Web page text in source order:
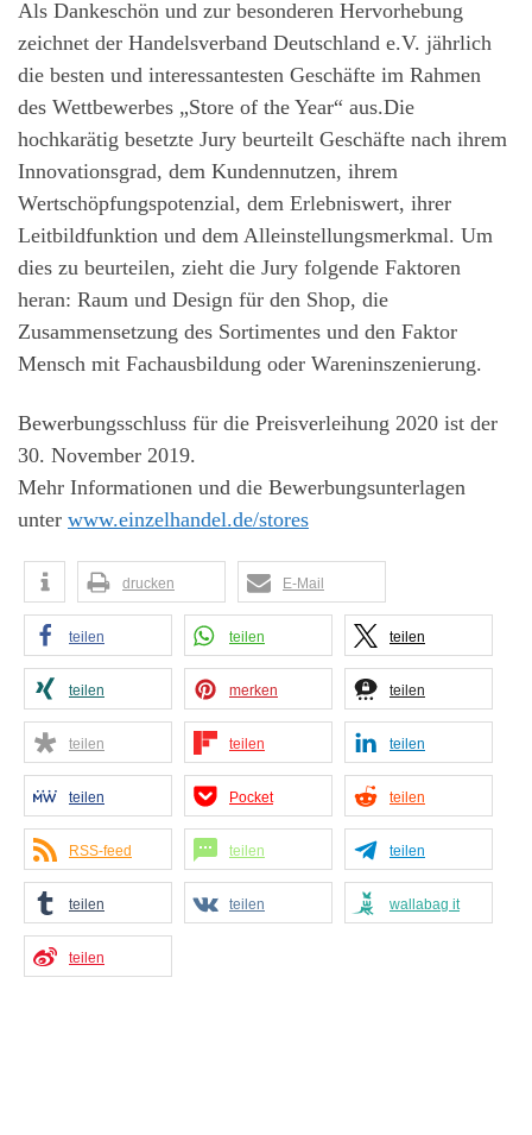
Als Dankeschön und zur besonderen Hervorhebung
zeichnet der Handelsverband Deutschland e.V. jährlich
die besten und interessantesten Geschäfte im Rahmen
des Wettbewerbes „Store of the Year“ aus.Die
hochkarätig besetzte Jury beurteilt Geschäfte nach ihrem
Innovationsgrad, dem Kundennutzen, ihrem
Wertschöpfungspotenzial, dem Erlebniswert, ihrer
Leitbildfunktion und dem Alleinstellungsmerkmal. Um
dies zu beurteilen, zieht die Jury folgende Faktoren
heran: Raum und Design für den Shop, die
Zusammensetzung des Sortimentes und den Faktor
Mensch mit Fachausbildung oder Wareninszenierung.
Bewerbungsschluss für die Preisverleihung 2020 ist der
30. November 2019.
Mehr Informationen und die Bewerbungsunterlagen
unter www.einzelhandel.de/stores
drucken E-Mail
teilen teilen teilen
teilen merken teilen
teilen teilen teilen
teilen Pocket teilen
RSS-feed teilen teilen
teilen teilen wallabag it
teilen